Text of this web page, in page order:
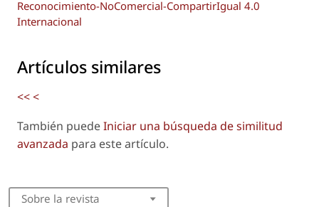
Reconocimiento-NoComercial-CompartirIgual 4.0
Internacional
Artículos similares
<<<
También puedeIniciar una búsqueda de similitud
avanzada para este artículo.
Sobre la revista